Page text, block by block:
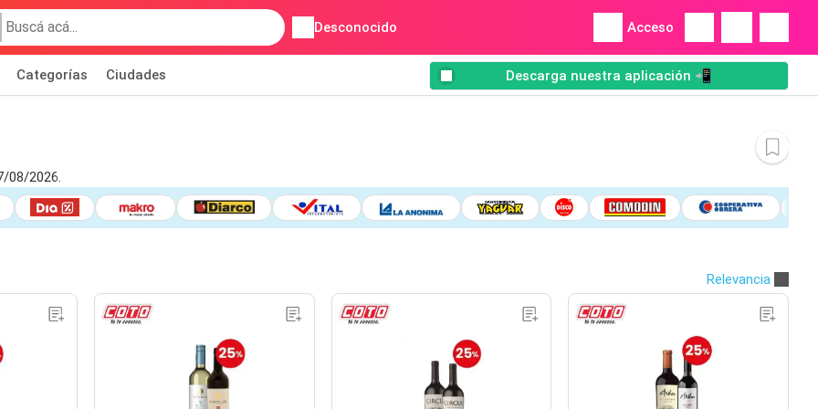
Desconocido Acceso
Categorías Ciudades Descarga nuestra aplicación 📲
08/2026.
Relevancia